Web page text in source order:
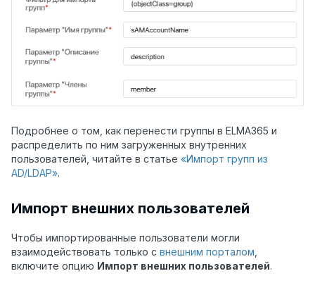
Подробнее о том, как перенести группы в ELMA365 и
распределить по ним загруженных внутренних
пользователей, читайте в статье «Импорт групп из
AD/LDAP».
Импорт внешних пользователей
Чтобы импортированные пользователи могли
взаимодействовать только с внешним порталом
включите опцию Импорт внешних пользователей.